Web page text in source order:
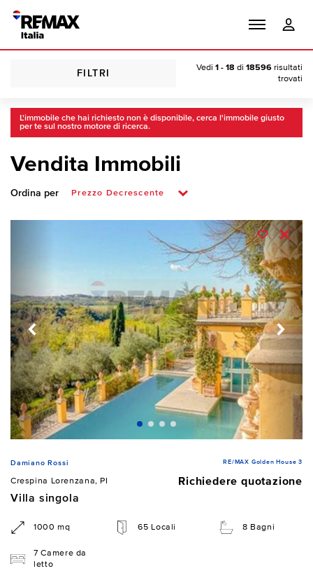
FILTRI
Vedi 1 - 18 di 18596 risultati
trovati
L'immobile che hai richiesto non è disponibile, cerca l'immobile giusto
per te sul nostro motore di ricerca.
Vendita Immobili
Ordina per
Damiano Rossi RE/MAX Golden House 3
Crespina Lorenzana, PI
Richiedere quotazione
Villa singola
1000 mq 65 Locali 8 Bagni
7 Camere da
letto